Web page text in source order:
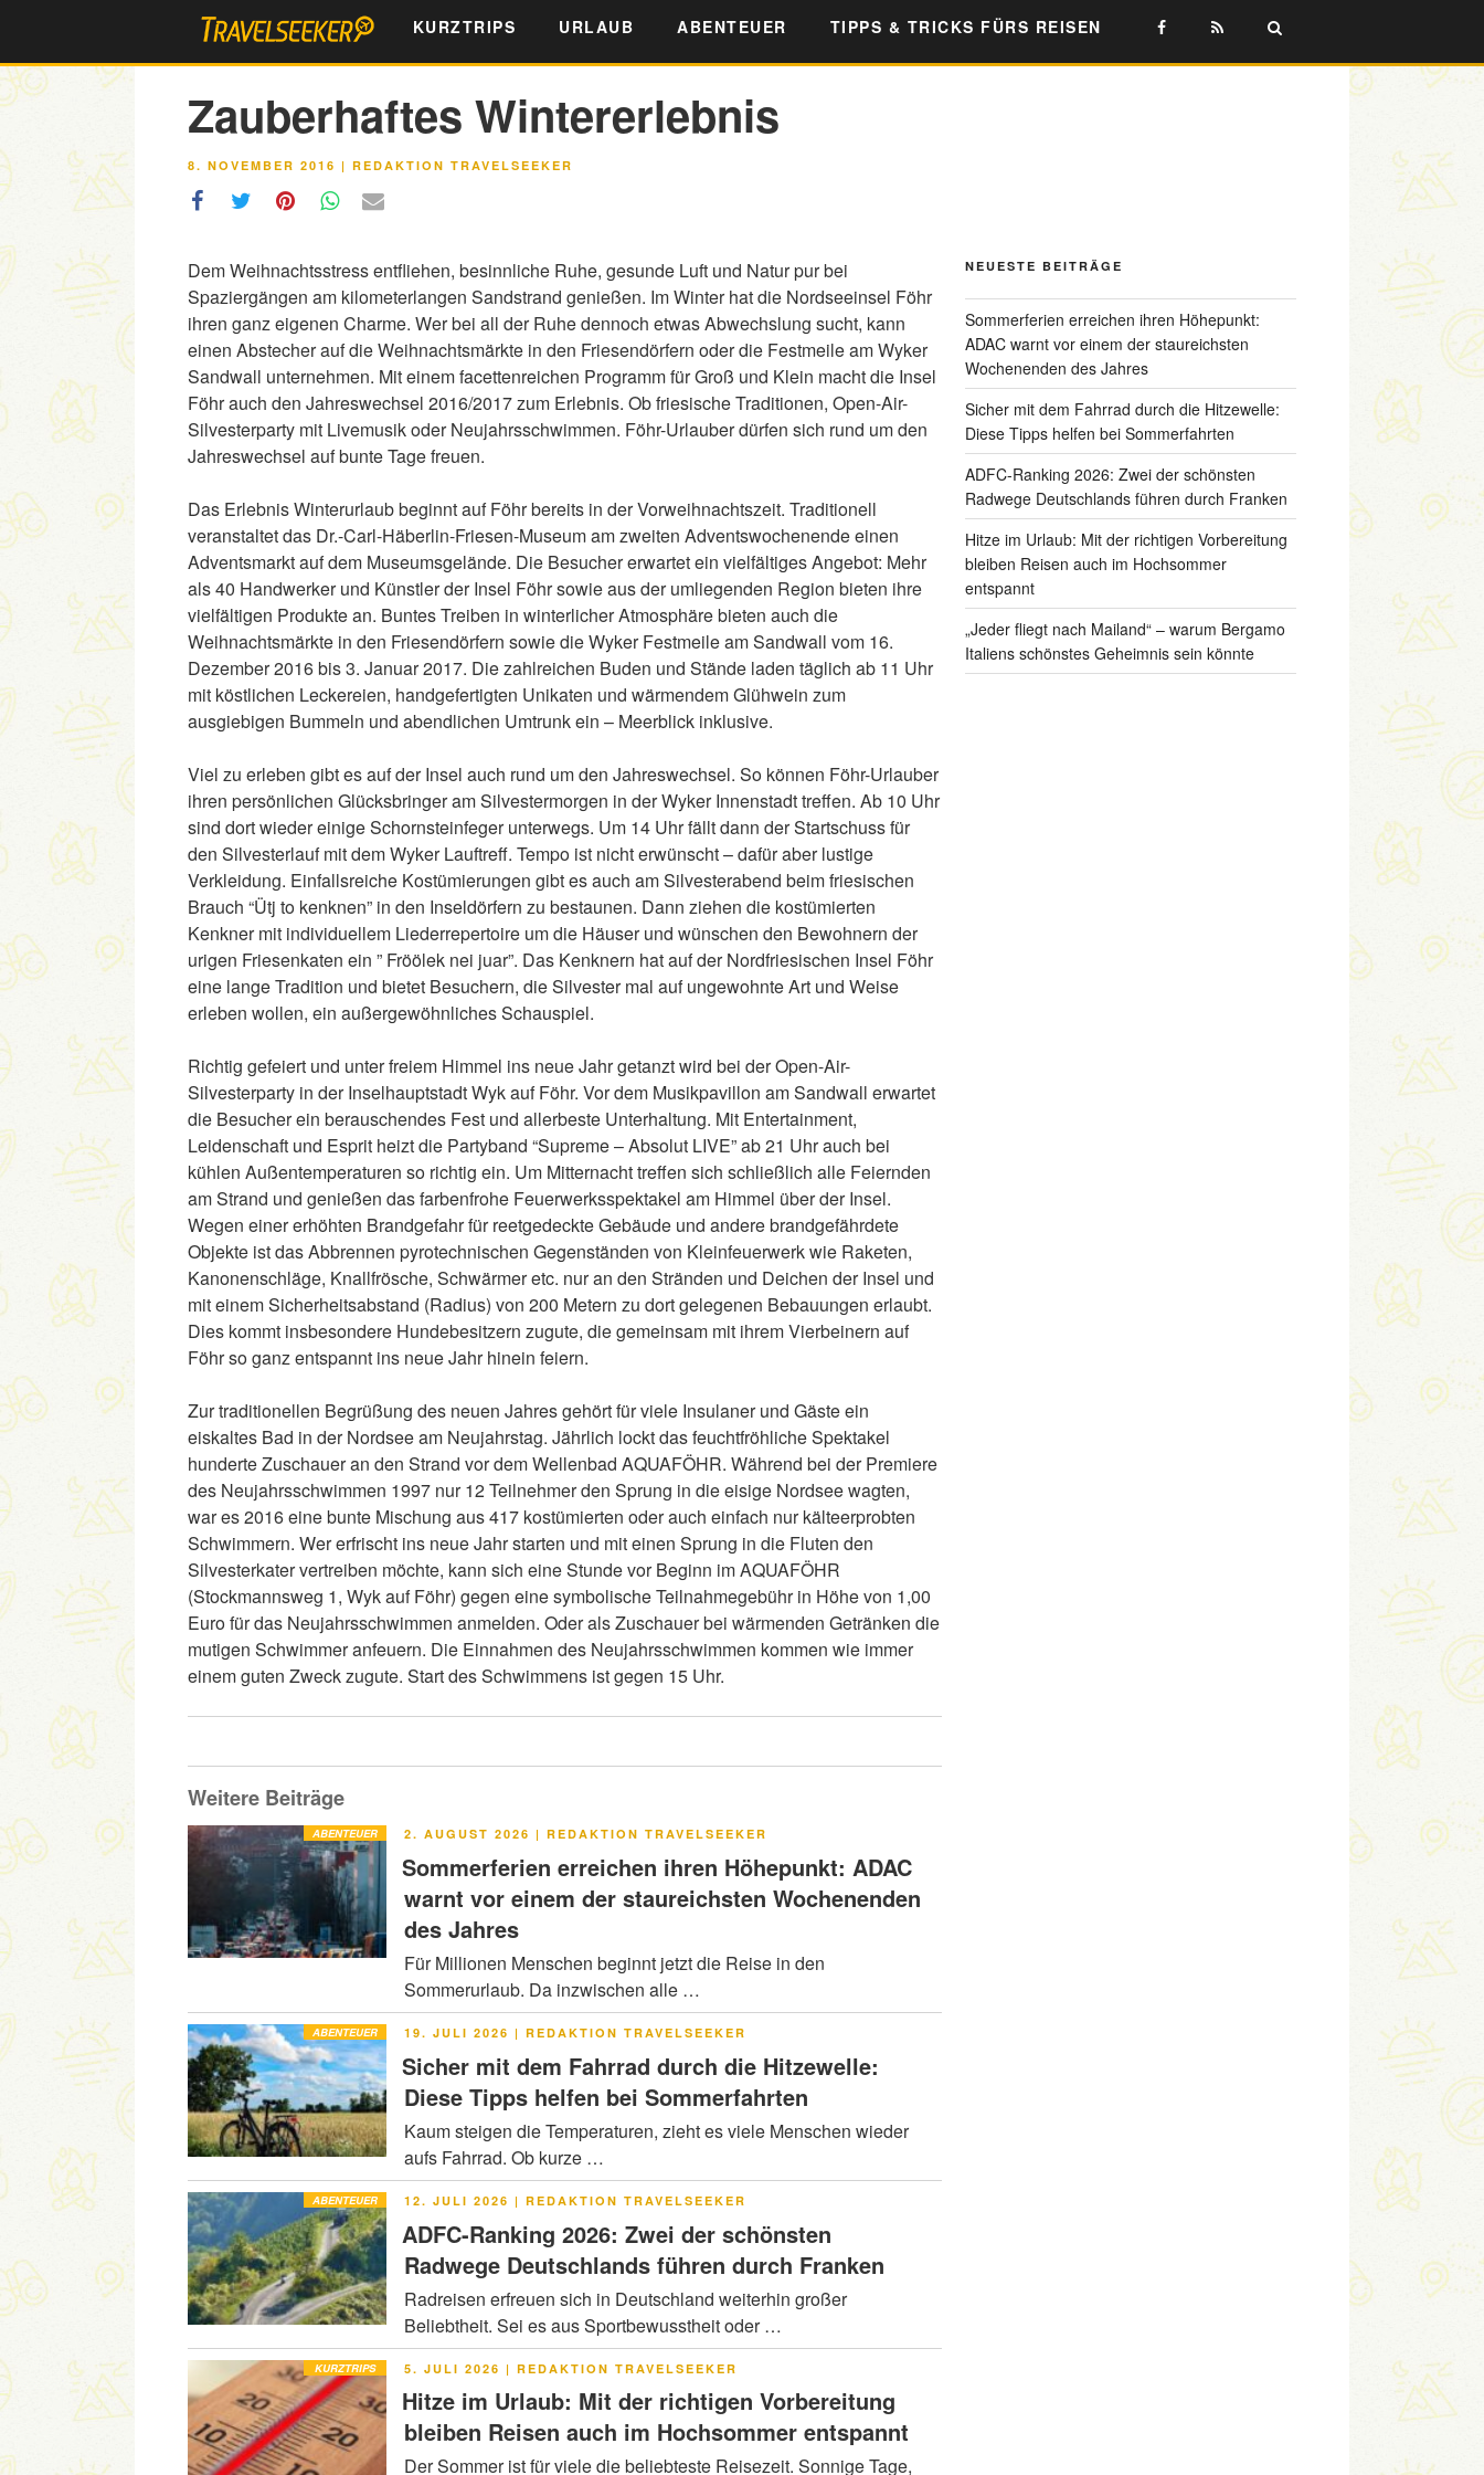
springen
KURZTRIPS URLAUB ABENTEUER TIPPS & TRICKS FÜRS REISEN
Zauberhaftes Wintererlebnis
VERÖFFENTLICHT
8. NOVEMBER 2016 | REDAKTION TRAVELSEEKER
Dem Weihnachtsstress entfliehen, besinnliche Ruhe, gesunde Luft und Natur pur bei
Spaziergängen am kilometerlangen Sandstrand genießen. Im Winter hat die Nordseeinsel Föhr
ihren ganz eigenen Charme. Wer bei all der Ruhe dennoch etwas Abwechslung sucht, kann
einen Abstecher auf die Weihnachtsmärkte in den Friesendörfern oder die Festmeile am Wyker
Sandwall unternehmen. Mit einem facettenreichen Programm für Groß und Klein macht die Insel
Föhr auch den Jahreswechsel 2016/2017 zum Erlebnis. Ob friesische Traditionen, Open-Air-
Silvesterparty mit Livemusik oder Neujahrsschwimmen. Föhr-Urlauber dürfen sich rund um den
Jahreswechsel auf bunte Tage freuen.
Das Erlebnis Winterurlaub beginnt auf Föhr bereits in der Vorweihnachtszeit. Traditionell
veranstaltet das Dr.-Carl-Häberlin-Friesen-Museum am zweiten Adventswochenende einen
Adventsmarkt auf dem Museumsgelände. Die Besucher erwartet ein vielfältiges Angebot: Mehr
als 40 Handwerker und Künstler der Insel Föhr sowie aus der umliegenden Region bieten ihre
vielfältigen Produkte an. Buntes Treiben in winterlicher Atmosphäre bieten auch die
Weihnachtsmärkte in den Friesendörfern sowie die Wyker Festmeile am Sandwall vom 16.
Dezember 2016 bis 3. Januar 2017. Die zahlreichen Buden und Stände laden täglich ab 11 Uhr
mit köstlichen Leckereien, handgefertigten Unikaten und wärmendem Glühwein zum
ausgiebigen Bummeln und abendlichen Umtrunk ein – Meerblick inklusive.
Viel zu erleben gibt es auf der Insel auch rund um den Jahreswechsel. So können Föhr-Urlauber
ihren persönlichen Glücksbringer am Silvestermorgen in der Wyker Innenstadt treffen. Ab 10 Uhr
sind dort wieder einige Schornsteinfeger unterwegs. Um 14 Uhr fällt dann der Startschuss für
den Silvesterlauf mit dem Wyker Lauftreff. Tempo ist nicht erwünscht – dafür aber lustige
Verkleidung. Einfallsreiche Kostümierungen gibt es auch am Silvesterabend beim friesischen
Brauch “Ütj to kenknen” in den Inseldörfern zu bestaunen. Dann ziehen die kostümierten
Kenkner mit individuellem Liederrepertoire um die Häuser und wünschen den Bewohnern der
urigen Friesenkaten ein ” Fröölek nei juar”. Das Kenknern hat auf der Nordfriesischen Insel Föhr
eine lange Tradition und bietet Besuchern, die Silvester mal auf ungewohnte Art und Weise
erleben wollen, ein außergewöhnliches Schauspiel.
Richtig gefeiert und unter freiem Himmel ins neue Jahr getanzt wird bei der Open-Air-
Silvesterparty in der Inselhauptstadt Wyk auf Föhr. Vor dem Musikpavillon am Sandwall erwartet
die Besucher ein berauschendes Fest und allerbeste Unterhaltung. Mit Entertainment,
Leidenschaft und Esprit heizt die Partyband “Supreme – Absolut LIVE” ab 21 Uhr auch bei
kühlen Außentemperaturen so richtig ein. Um Mitternacht treffen sich schließlich alle Feiernden
am Strand und genießen das farbenfrohe Feuerwerksspektakel am Himmel über der Insel.
Wegen einer erhöhten Brandgefahr für reetgedeckte Gebäude und andere brandgefährdete
Objekte ist das Abbrennen pyrotechnischen Gegenständen von Kleinfeuerwerk wie Raketen,
Kanonenschläge, Knallfrösche, Schwärmer etc. nur an den Stränden und Deichen der Insel und
mit einem Sicherheitsabstand (Radius) von 200 Metern zu dort gelegenen Bebauungen erlaubt.
Dies kommt insbesondere Hundebesitzern zugute, die gemeinsam mit ihrem Vierbeinern auf
Föhr so ganz entspannt ins neue Jahr hinein feiern.
Zur traditionellen Begrüßung des neuen Jahres gehört für viele Insulaner und Gäste ein
eiskaltes Bad in der Nordsee am Neujahrstag. Jährlich lockt das feuchtfröhliche Spektakel
hunderte Zuschauer an den Strand vor dem Wellenbad AQUAFÖHR. Während bei der Premiere
des Neujahrsschwimmen 1997 nur 12 Teilnehmer den Sprung in die eisige Nordsee wagten,
war es 2016 eine bunte Mischung aus 417 kostümierten oder auch einfach nur kälteerprobten
Schwimmern. Wer erfrischt ins neue Jahr starten und mit einen Sprung in die Fluten den
Silvesterkater vertreiben möchte, kann sich eine Stunde vor Beginn im AQUAFÖHR
(Stockmannsweg 1, Wyk auf Föhr) gegen eine symbolische Teilnahmegebühr in Höhe von 1,00
Euro für das Neujahrsschwimmen anmelden. Oder als Zuschauer bei wärmenden Getränken die
mutigen Schwimmer anfeuern. Die Einnahmen des Neujahrsschwimmen kommen wie immer
einem guten Zweck zugute. Start des Schwimmens ist gegen 15 Uhr.
Weitere Beiträge
ABENTEUER
VERÖFFENTLICHT
2. AUGUST 2026 | REDAKTION TRAVELSEEKER
Sommerferien erreichen ihren Höhepunkt: ADAC
warnt vor einem der staureichsten Wochenenden
des Jahres
Für Millionen Menschen beginnt jetzt die Reise in den
Sommerurlaub. Da inzwischen alle …
ABENTEUER
VERÖFFENTLICHT
19. JULI 2026 | REDAKTION TRAVELSEEKER
Sicher mit dem Fahrrad durch die Hitzewelle:
Diese Tipps helfen bei Sommerfahrten
Kaum steigen die Temperaturen, zieht es viele Menschen wieder
aufs Fahrrad. Ob kurze …
ABENTEUER
VERÖFFENTLICHT
12. JULI 2026 | REDAKTION TRAVELSEEKER
ADFC-Ranking 2026: Zwei der schönsten
Radwege Deutschlands führen durch Franken
Radreisen erfreuen sich in Deutschland weiterhin großer
Beliebtheit. Sei es aus Sportbewusstheit oder …
KURZTRIPS
VERÖFFENTLICHT
5. JULI 2026 | REDAKTION TRAVELSEEKER
Hitze im Urlaub: Mit der richtigen Vorbereitung
bleiben Reisen auch im Hochsommer entspannt
Der Sommer ist für viele die beliebteste Reisezeit. Sonnige Tage,
NEUESTE BEITRÄGE
Sommerferien erreichen ihren Höhepunkt:
ADAC warnt vor einem der staureichsten
Wochenenden des Jahres
Sicher mit dem Fahrrad durch die Hitzewelle:
Diese Tipps helfen bei Sommerfahrten
ADFC-Ranking 2026: Zwei der schönsten
Radwege Deutschlands führen durch Franken
Hitze im Urlaub: Mit der richtigen Vorbereitung
bleiben Reisen auch im Hochsommer
entspannt
„Jeder fliegt nach Mailand“ – warum Bergamo
Italiens schönstes Geheimnis sein könnte